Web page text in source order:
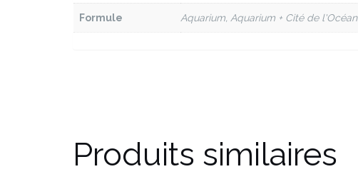
Formule Aquarium, Aquarium + Cité de l'Océan
Produits similaires